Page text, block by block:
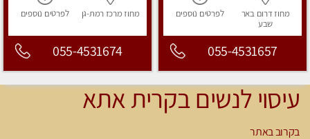
מחוז דרום באר
שבע
לפרטים נוספים
055-4531657
מחוז מרכז רמת-גן לפרטים נוספים
055-4531674
עיסוי לנשים בקרית אתא
בקרוב באתר